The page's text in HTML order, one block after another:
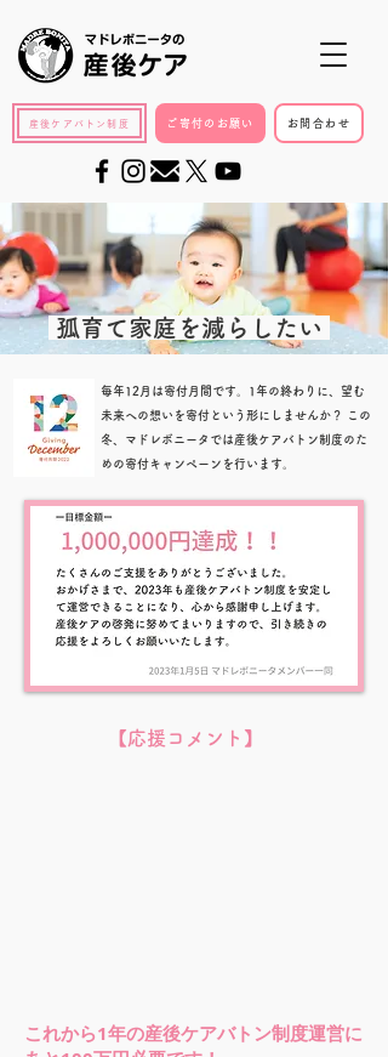
産後ケアバトン制度 ご寄付のお願い お問合わせ
孤育て家庭を減らしたい
毎年12月は寄付月間です。1年の終わりに、望む
未来への想いを寄付という形にしませんか？ この
冬、マドレボニータでは産後ケアバトン制度のた
めの寄付キャンペーンを行います。
​【応援コメント】
これから1年の産後ケアバトン制度運営に